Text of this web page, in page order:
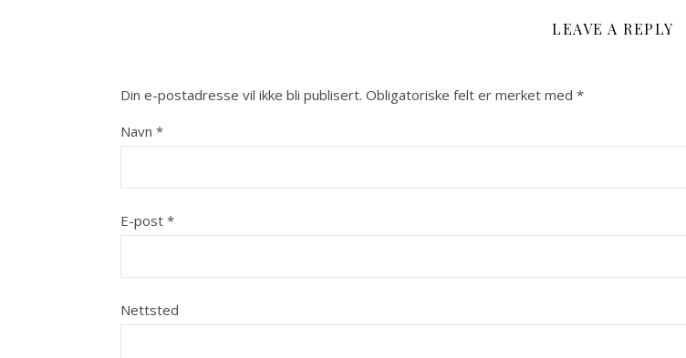
LEAVE A REPLY
Din e-postadresse vil ikke bli publisert. Obligatoriske felt er merket med *
Navn *
E-post *
Nettsted